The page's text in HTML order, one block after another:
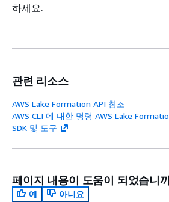
하세요.
관련 리소스
AWS Lake Formation API 참조
AWS CLI 에 대한 명령 AWS Lake
SDK 및 도구
페이지 내용이 도움이 되었습니
예
아니요